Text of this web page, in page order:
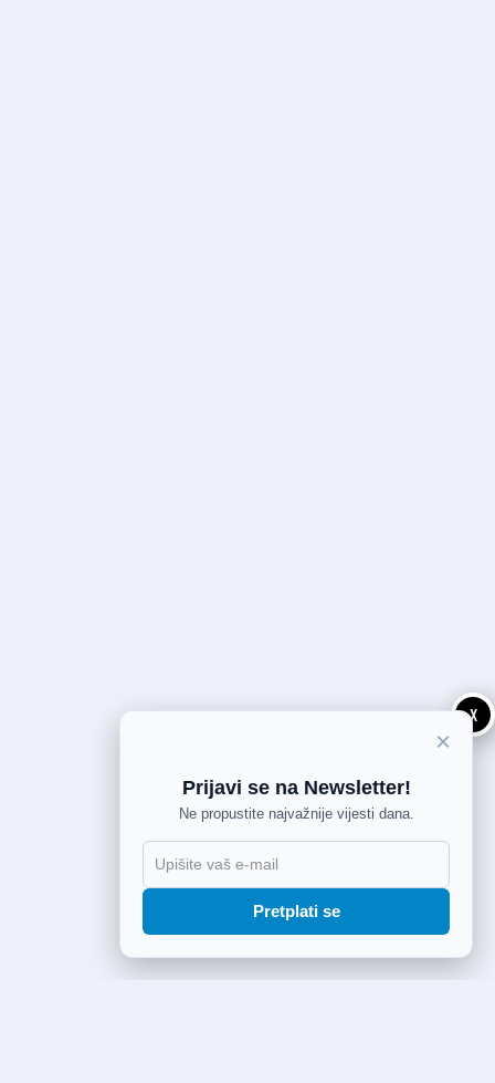
X
×
Prijavi se na Newsletter!
Ne propustite najvažnije vijesti dana.
Pretplati se